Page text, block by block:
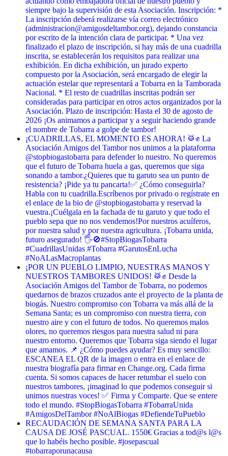
siempre bajo la supervisión de esta Asociación. Inscripción: *
La inscripción deberá realizarse vía correo electrónico
(administracion@amigosdeltambor.org), dejando constancia
por escrito de la intención clara de participar. * Una vez
finalizado el plazo de inscripción, si hay más de una cuadrilla
inscrita, se establecerán los requisitos para realizar una
exhibición. En dicha exhibición, un jurado experto
compuesto por la Asociación, será encargado de elegir la
actuación estelar que representará a Tobarra en la Tamborada
Nacional. * El resto de cuadrillas inscritas podrán ser
consideradas para participar en otros actos organizados por la
Asociación. Plazo de inscripción: Hasta el 30 de agosto de
2026 ¡Os animamos a participar y a seguir haciendo grande
el nombre de Tobarra a golpe de tambor!
¡CUADRILLAS, EL MOMENTO ES AHORA! 🥁✊ La
Asociación Amigos del Tambor nos unimos a la plataforma
@stopbiogastobarra para defender lo nuestro. No queremos
que el futuro de Tobarra huela a gas, queremos que siga
sonando a tambor. ​¿Quieres que tu garuto sea un punto de
resistencia? ¡Pide ya tu pancarta! ​✅ ¿Cómo conseguirla? ​
Habla con tu cuadrilla. ​Escríbenos por privado o regístrate en
el enlace de la bio de @stopbiogastobarra y reservad la
vuestra. ​¡Cuélgala en la fachada de tu garuto y que todo el
pueblo sepa que no nos vendemos! ​Por nuestros acuíferos,
por nuestra salud y por nuestra agricultura. ¡Tobarra unida,
futuro asegurado! 🖐️🚫 ​#StopBiogasTobarra
#CuadrillasUnidas #Tobarra #GarutosEnLucha
#NoALasMacroplantas
¡POR UN PUEBLO LIMPIO, NUESTRAS MANOS Y
NUESTROS TAMBORES UNIDOS! 🥁✊ Desde la
Asociación Amigos del Tambor de Tobarra, no podemos
quedarnos de brazos cruzados ante el proyecto de la planta de
biogás. Nuestro compromiso con Tobarra va más allá de la
Semana Santa; es un compromiso con nuestra tierra, con
nuestro aire y con el futuro de todos. No queremos malos
olores, no queremos riesgos para nuestra salud ni para
nuestro entorno. Queremos que Tobarra siga siendo el lugar
que amamos. 📌 ¿Cómo puedes ayudar? Es muy sencillo:
ESCANEA EL QR de la imagen o entra en el enlace de
nuestra biografía para firmar en Change.org. Cada firma
cuenta. Si somos capaces de hacer retumbar el suelo con
nuestros tambores, ¡imaginad lo que podemos conseguir si
unimos nuestras voces! ✅ Firma y Comparte. Que se entere
todo el mundo. #StopBiogasTobarra #TobarraUnida
#AmigosDelTambor #NoAlBiogas #DefiendeTuPueblo
RECAUDACIÓN DE SEMANA SANTA PARA LA
CAUSA DE JOSÉ PASCUAL. 1550€ Gracias a tod@s l@s
que lo habéis hecho posible. #josepascual
#tobarraporunacausa